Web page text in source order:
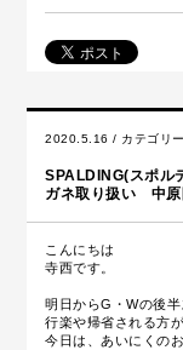
2020.5.16 / カテゴリ
SPALDING(スポル
ガネ取り扱い 中原
こんにちは
寺西です。
明日からG・Wの後半
行楽や帰省される方
今日は、あいにくの